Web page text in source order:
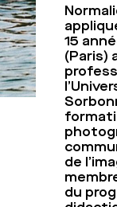
15
(Paris)
de
du